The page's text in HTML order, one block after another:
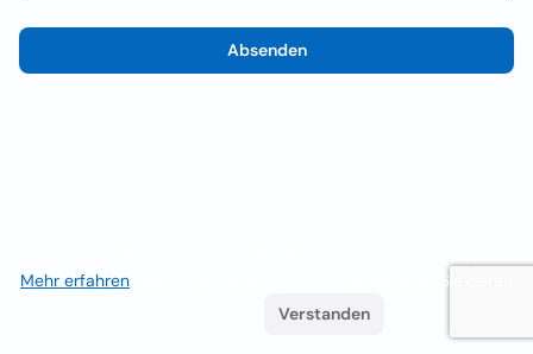
Absenden
Mehr erfahren . Wenn Sie weiterhin surfen, akzeptieren Sie deren
Verstanden